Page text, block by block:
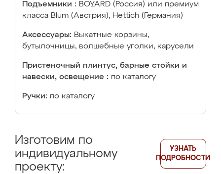
Подъемники : BOYARD (Россия) или премиум
класса Blum (Австрия), Hettich (Германия)
Аксессуары: Выкатные корзины,
бутылочницы, волшебные уголки, карусели
Пристеночный плинтус, барные стойки и
навески, освещение : по каталогу
Ручки: по каталогу
Изготовим по
индивидуальному
проекту:
УЗНАТЬ
ПОДРОБНОСТИ